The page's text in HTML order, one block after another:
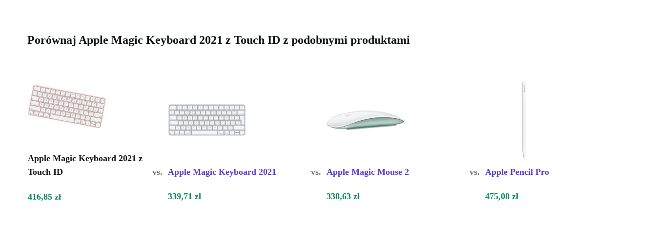
Porównaj Apple Magic Keyboard 2021 z Touch ID z podobnymi produktami
Apple Magic Keyboard 2021 z
Touch ID
vs. Apple Magic Keyboard 2021 vs. Apple Magic Mouse 2 vs. Apple Pencil Pro
416,85 zł 339,71 zł 338,63 zł 475,08 zł